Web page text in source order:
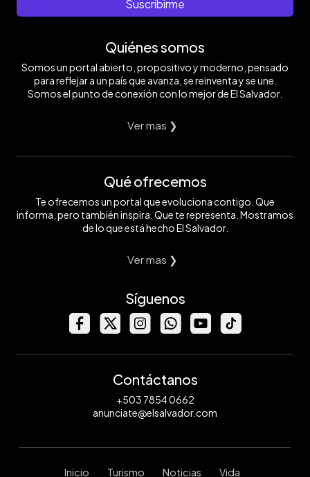
Suscribirme
Quiénes somos
Somos un portal abierto, propositivo y moderno, pensado
para reflejar a un país que avanza, se reinventa y se une.
Somos el punto de conexión con lo mejor de El Salvador.
Ver mas ❯
Qué ofrecemos
Te ofrecemos un portal que evoluciona contigo. Que
informa, pero también inspira. Que te representa. Mostramos
de lo que está hecho El Salvador.
Ver mas ❯
Síguenos
Contáctanos
+503 7854 0662
anunciate@elsalvador.com
Inicio Turismo Noticias Vida